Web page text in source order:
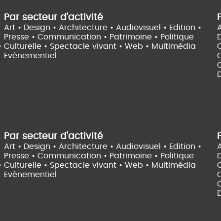
Par secteur d'activité
Art • Design • Architecture • Audiovisuel • Edition •
Presse • Communication • Patrimoine • Politique
Culturelle • Spectacle vivant • Web • Multimédia
Evènementiel
Par secteur d'activité
Art • Design • Architecture • Audiovisuel • Edition •
Presse • Communication • Patrimoine • Politique
Culturelle • Spectacle vivant • Web • Multimédia
Evènementiel